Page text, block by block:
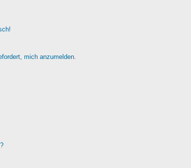
mich anzumelden.